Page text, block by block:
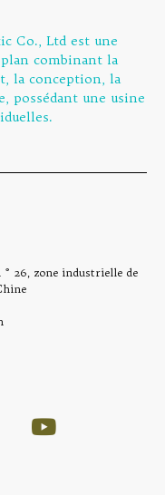
Co., Ltd est une
combinant la
la conception, la
possédant une usine
26, zone industrielle de